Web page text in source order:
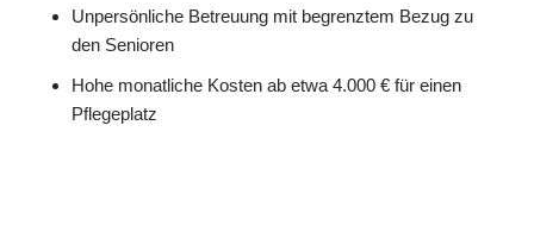
Unpersönliche Betreuung mit begrenztem Bezug zu
den Senioren
Hohe monatliche Kosten ab etwa 4.000 € für einen
Pflegeplatz